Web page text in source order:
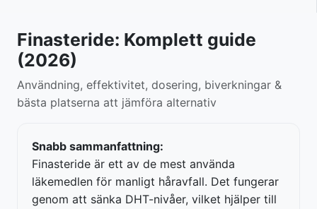
Finasteride: Komplett guide
(2026)
Användning, effektivitet, dosering, biverkningar &
bästa platserna att jämföra alternativ
Snabb sammanfattning:
Finasteride är ett av de mest använda
läkemedlen för manligt håravfall. Det fungerar
genom att sänka DHT-nivåer, vilket hjälper till